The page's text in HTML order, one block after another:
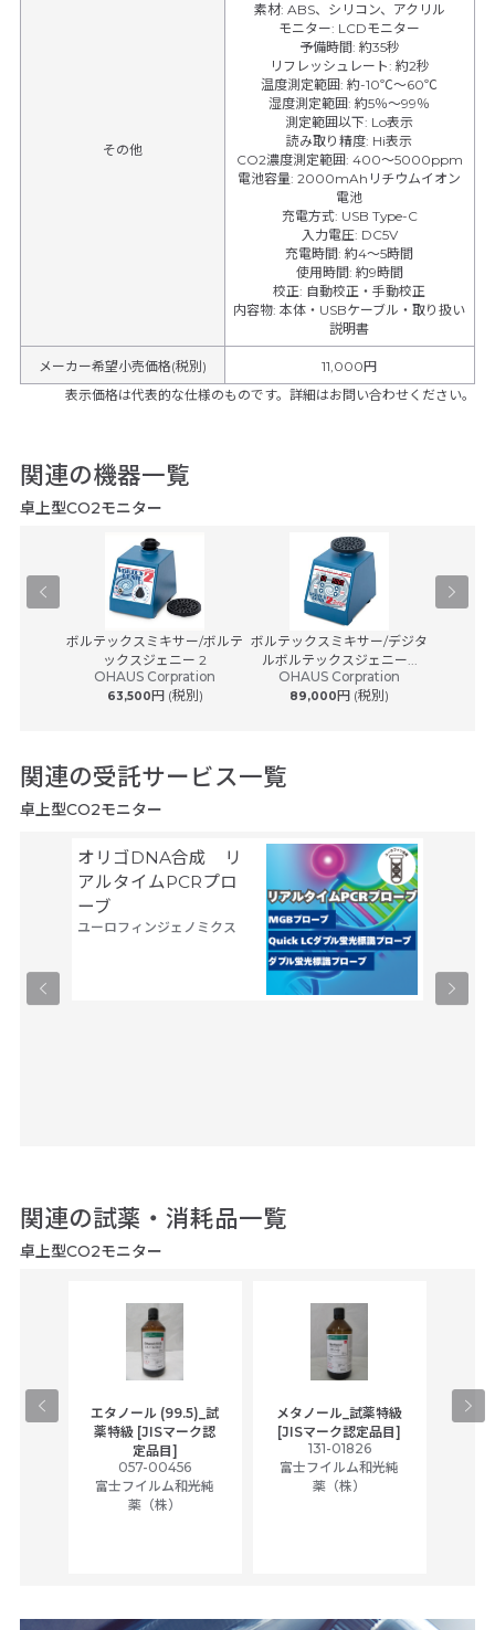
その他
素材: ABS、シリコン、アクリル
モニター: LCDモニター
予備時間: 約35秒
リフレッシュレート: 約2秒
温度測定範囲:約-10℃～60℃
湿度測定範囲:約5％～99％
測定範囲以下: Lo表示
読み取り精度: Hi表示
CO2濃度測定範囲: 400～5000ppm
電池容量:2000mAhリチウムイオン
電池
充電方式: USB Type-C
入力電圧: DC5V
充電時間:約4～5時間
使用時間: 約9時間
校正: 自動校正・手動校正
内容物:本体・USBケーブル・取り扱い
説明書
メーカー希望小売価格(税別)
11,000円
表示価格は代表的な仕様のものです。詳細はお問い合わせください。
関連の機器一覧
卓上型CO2モニター
ボルテックスミキサー/ボルテ
ックスジェニー 2
OHAUS Corpration
63,500円 (税別)
ボルテックスミキサー/デジタ
ルボルテックスジェニー...
OHAUS Corpration
89,000円 (税別)
関連の受託サービス一覧
卓上型CO2モニター
オリゴDNA合成 リ
アルタイムPCRプロ
ーブ
ユーロフィンジェノミクス
関連の試薬・消耗品一覧
卓上型CO2モニター
エタノール (99.5)_試
薬特級 [JISマーク認
定品目]
057-00456
富士フイルム和光純
薬（株）
メタノール_試薬特級
[JISマーク認定品目]
131-01826
富士フイルム和光純
薬（株）
ア